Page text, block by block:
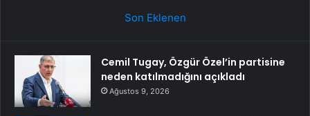
Son Eklenen
Cemil Tugay, Özgür Özel’in partisine
neden katılmadığını açıkladı
Ağustos 9, 2026